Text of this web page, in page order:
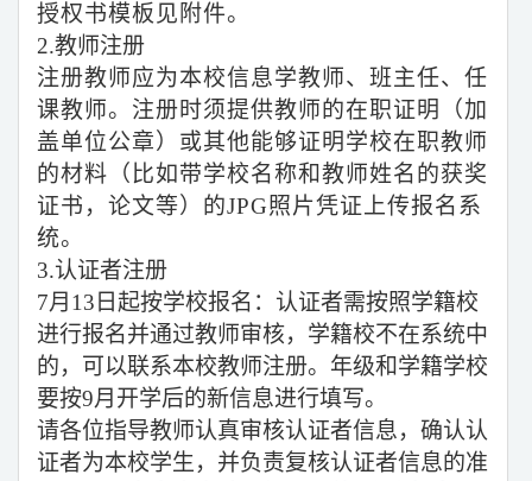
授权书模板见附件。
2.教师注册
注册教师应为本校信息学教师、班主任、任
课教师。注册时须提供教师的在职证明（加
盖单位公章）或其他能够证明学校在职教师
的材料（比如带学校名称和教师姓名的获奖
证书，论文等）的JPG照片凭证上传报名系
统。
3.认证者注册
7月13日起按学校报名：认证者需按照学籍校
进行报名并通过教师审核，学籍校不在系统中
的，可以联系本校教师注册。年级和学籍学校
要按9月开学后的新信息进行填写。
请各位指导教师认真审核认证者信息，确认认
证者为本校学生，并负责复核认证者信息的准